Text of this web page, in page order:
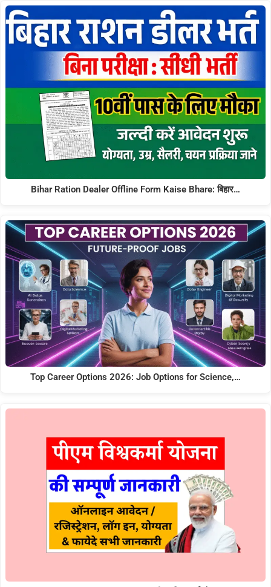
Bihar Ration Dealer Offline Form Kaise Bhare: बिहार…
Top Career Options 2026: Job Options for Science,…